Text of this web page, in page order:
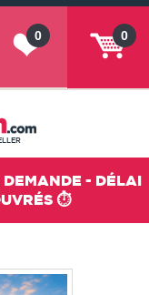
0
0
DEMANDE - DÉLAI
⏱️